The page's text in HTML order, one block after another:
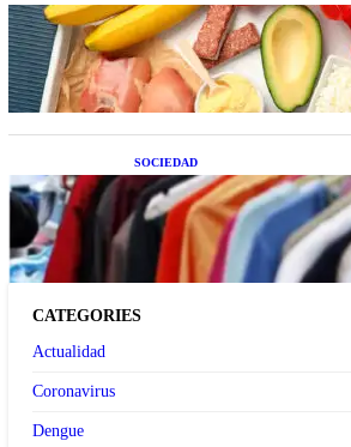
Nutrición inteligente: Cinco
temporada que deberías
SOCIEDAD
Las grandes marcas
tendencia de la ropa de
CATEGORIES
Actualidad
Coronavirus
Dengue